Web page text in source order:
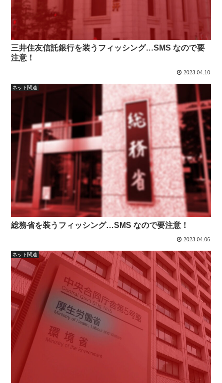
三井住友信託銀行を装うフィッシング…SMS なので要
注意！
2023.04.10
ネット関連
総務省を装うフィッシング…SMS なので要注意！
2023.04.06
ネット関連